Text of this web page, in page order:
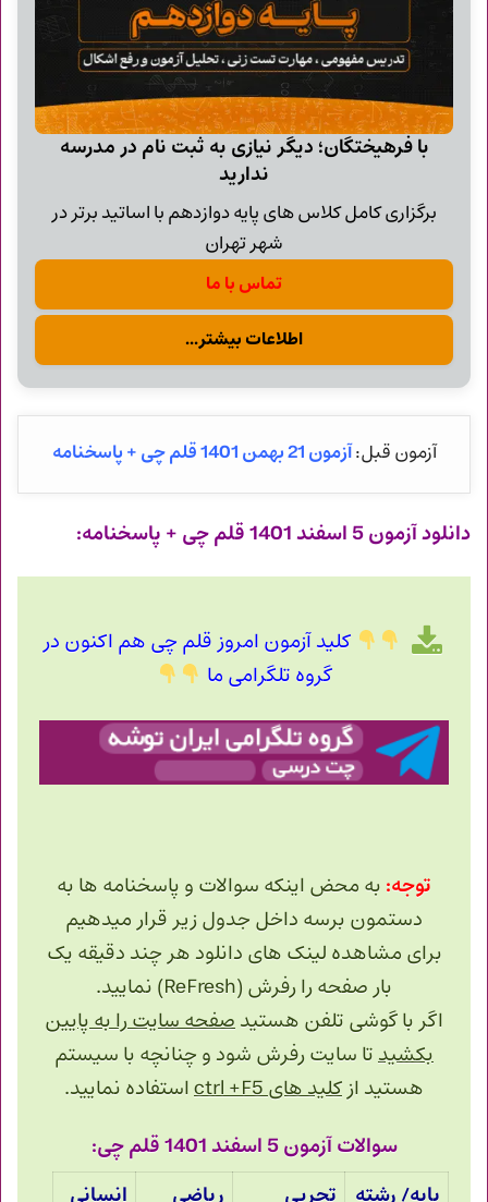
با فرهیختگان؛ دیگر نیازی به ثبت نام در مدرسه
ندارید
برگزاری کامل کلاس های پایه دوازدهم با اساتید برتر در
شهر تهران
تماس با ما
اطلاعات بیشتر...
آزمون قبل:آزمون 21 بهمن 1401 قلم چی + پاسخنامه
دانلود آزمون 5 اسفند 1401 قلم چی + پاسخنامه:
کلید آزمون امروز قلم چی هم اکنون در
گروه تلگرامی ما
توجه: به محض اینکه سوالات و پاسخنامه ها به
دستمون برسه داخل جدول زیر قرار میدهیم
برای مشاهده لینک های دانلود هر چند دقیقه یک
بار صفحه را رفرش (ReFresh) نمایید.
اگر با گوشی تلفن هستیدصفحه سایت را به پایین
بکشیدتا سایت رفرش شود و چنانچه با سیستم
هستید ازکلید های ctrl +F5 استفاده نمایید.
سوالات آزمون 5 اسفند 1401 قلم چی: